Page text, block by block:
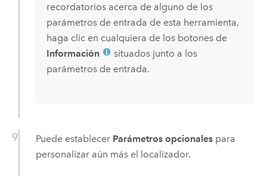
recordatorios acerca de alguno de los
parámetros de entrada de esta herramienta,
haga clic en cualquiera de los botones de
Información
situados junto a los
parámetros de entrada.
Puede establecer Parámetros opcionalespara
personalizar aún más el localizador.